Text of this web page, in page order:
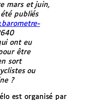
mars et juin,
publiés
ont eu
être
sort
ou
?
est organisé par